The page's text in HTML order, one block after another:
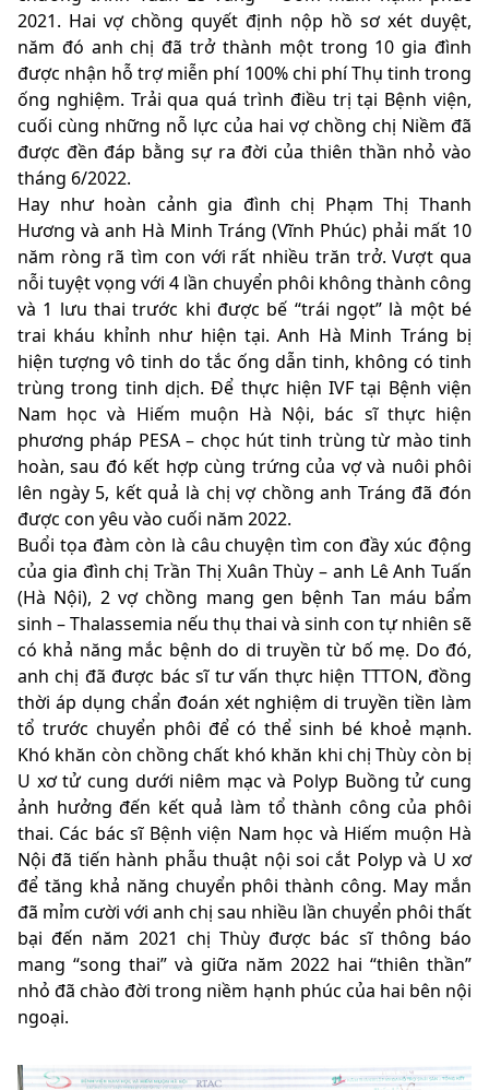
2021. Hai vợ chồng quyết định nộp hồ sơ xét duyệt,
năm đó anh chị đã trở thành một trong 10 gia đình
được nhận hỗ trợ miễn phí 100% chi phí Thụ tinh trong
ống nghiệm. Trải qua quá trình điều trị tại Bệnh viện,
cuối cùng những nỗ lực của hai vợ chồng chị Niềm đã
được đền đáp bằng sự ra đời của thiên thần nhỏ vào
tháng 6/2022.
Hay như hoàn cảnh gia đình chị Phạm Thị Thanh
Hương và anh Hà Minh Tráng (Vĩnh Phúc) phải mất 10
năm ròng rã tìm con với rất nhiều trăn trở. Vượt qua
nỗi tuyệt vọng với 4 lần chuyển phôi không thành công
và 1 lưu thai trước khi được bế “trái ngọt” là một bé
trai kháu khỉnh như hiện tại. Anh Hà Minh Tráng bị
hiện tượng vô tinh do tắc ống dẫn tinh, không có tinh
trùng trong tinh dịch. Để thực hiện IVF tại Bệnh viện
Nam học và Hiếm muộn Hà Nội, bác sĩ thực hiện
phương pháp PESA – chọc hút tinh trùng từ mào tinh
hoàn, sau đó kết hợp cùng trứng của vợ và nuôi phôi
lên ngày 5, kết quả là chị vợ chồng anh Tráng đã đón
được con yêu vào cuối năm 2022.
Buổi tọa đàm còn là câu chuyện tìm con đầy xúc động
của gia đình chị Trần Thị Xuân Thùy – anh Lê Anh Tuấn
(Hà Nội), 2 vợ chồng mang gen bệnh Tan máu bẩm
sinh – Thalassemia nếu thụ thai và sinh con tự nhiên sẽ
có khả năng mắc bệnh do di truyền từ bố mẹ. Do đó,
anh chị đã được bác sĩ tư vấn thực hiện TTTON, đồng
thời áp dụng chẩn đoán xét nghiệm di truyền tiền làm
tổ trước chuyển phôi để có thể sinh bé khoẻ mạnh.
Khó khăn còn chồng chất khó khăn khi chị Thùy còn bị
U xơ tử cung dưới niêm mạc và Polyp Buồng tử cung
ảnh hưởng đến kết quả làm tổ thành công của phôi
thai. Các bác sĩ Bệnh viện Nam học và Hiếm muộn Hà
Nội đã tiến hành phẫu thuật nội soi cắt Polyp và U xơ
để tăng khả năng chuyển phôi thành công. May mắn
đã mỉm cười với anh chị sau nhiều lần chuyển phôi thất
bại đến năm 2021 chị Thùy được bác sĩ thông báo
mang “song thai” và giữa năm 2022 hai “thiên thần”
nhỏ đã chào đời trong niềm hạnh phúc của hai bên nội
ngoại.